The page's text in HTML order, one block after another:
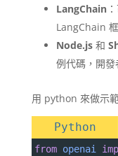
LangChain
LangChain
Node.js和
例代碼，開發
用 python 來做示
Python
from openai